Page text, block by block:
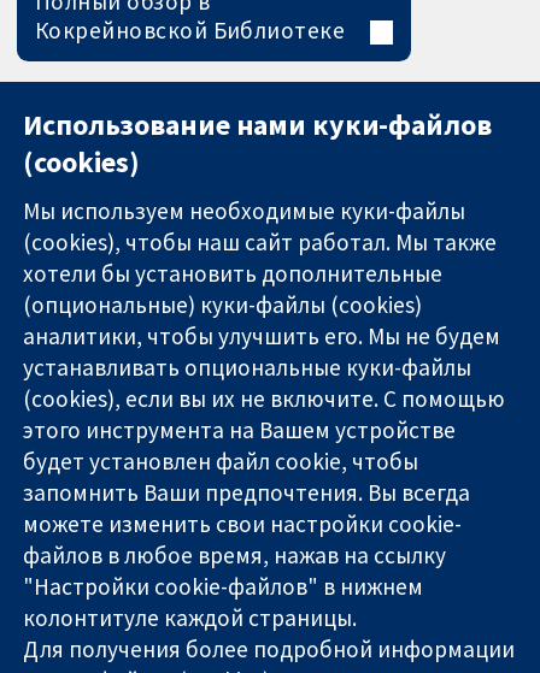
Кокрейновской Библиотеке
Надёжные
доказательства
Информированные
решения
Во благо
здоровья
11-13 Cavendish
Square
London
W1G 0AN
United Kingdom
Связаться с
нами
Новости
Пресс-
служба
О нас
Работа
Cochrane
Library
The Cochrane Collaboration is a charity (no. 1045921) and a
Использование нами куки-файлов
(cookies)
Мы используем необходимые куки-файлы
(cookies), чтобы наш сайт работал. Мы также
хотели бы установить дополнительные
(опциональные) куки-файлы (cookies)
аналитики, чтобы улучшить его. Мы не будем
устанавливать опциональные куки-файлы
(cookies), если вы их не включите. С помощью
этого инструмента на Вашем устройстве
будет установлен файл cookie, чтобы
запомнить Ваши предпочтения. Вы всегда
можете изменить свои настройки cookie-
файлов в любое время, нажав на ссылку
"Настройки cookie-файлов" в нижнем
колонтитуле каждой страницы.
Для получения более подробной информации